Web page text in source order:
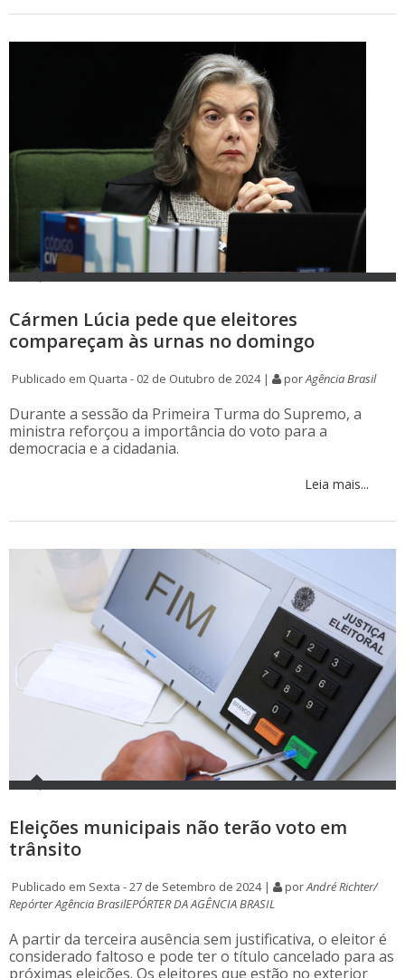
Cármen Lúcia pede que eleitores
compareçam às urnas no domingo
Publicado em Quarta - 02 de Outubro de 2024 | porAgência Brasil
Durante a sessão da Primeira Turma do Supremo, a
ministra reforçou a importância do voto para a
democracia e a cidadania.
Leia mais...
Eleições municipais não terão voto em
trânsito
Publicado em Sexta - 27 de Setembro de 2024 | porAndré Richter/
Repórter Agência BrasilEPÓRTER DA AGÊNCIA BRASIL
A partir da terceira ausência sem justificativa, o eleitor é
considerado faltoso e pode ter o título cancelado para as
próximas eleições. Os eleitores que estão no exterior